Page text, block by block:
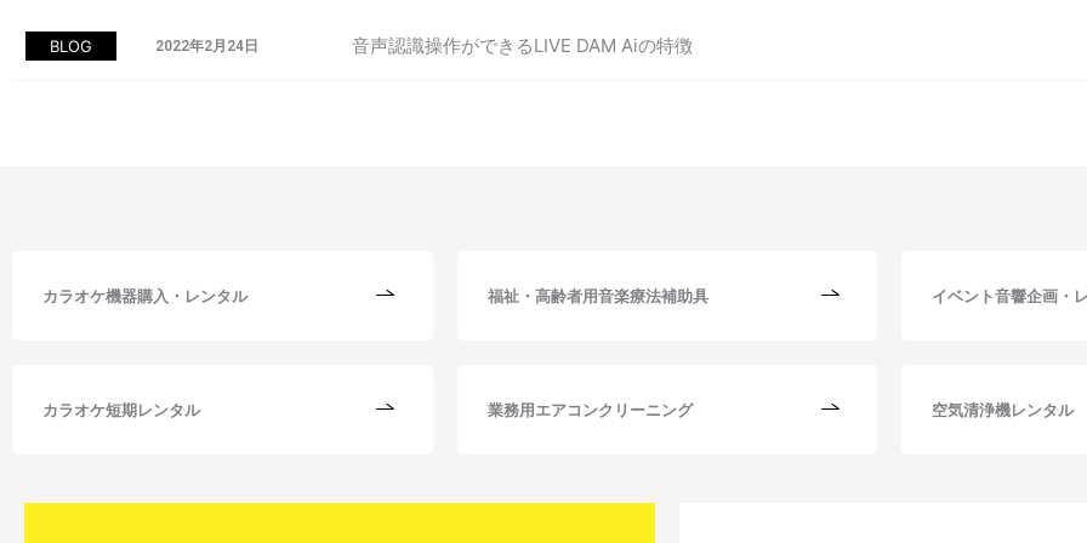
BLOG 2022年2月24日 音声認識操作ができるLIVE DAM Aiの特徴
カラオケ機器購入・レンタル 福祉・高齢者用音楽療法補助具 イベント音響企画・
カラオケ短期レンタル 業務用エアコンクリーニング 空気清浄機レンタル